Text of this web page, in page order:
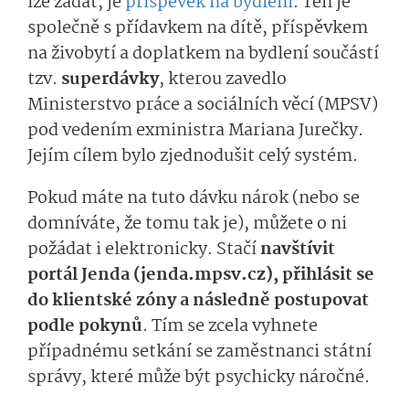
společně s přídavkem na dítě, příspěvkem
na živobytí a doplatkem na bydlení součástí
tzv. superdávky, kterou zavedlo
Ministerstvo práce a sociálních věcí (MPSV)
pod vedením exministra Mariana Jurečky.
Jejím cílem bylo zjednodušit celý systém.
Pokud máte na tuto dávku nárok (nebo se
domníváte, že tomu tak je), můžete o ni
požádat i elektronicky. Stačínavštívit
portál Jenda (jenda.mpsv.cz), přihlásit se
do klientské zóny a následně postupovat
podle pokynů. Tím se zcela vyhnete
případnému setkání se zaměstnanci státní
správy, které může být psychicky náročné.